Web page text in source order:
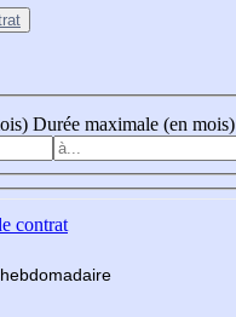
Durée maximale (en mois)
contrat
madaire